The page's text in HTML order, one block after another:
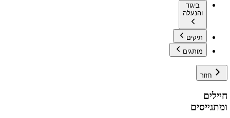
ביגוד
והנעלה
תיקים
מותגים
חזור
חיילים
ומתגייסים